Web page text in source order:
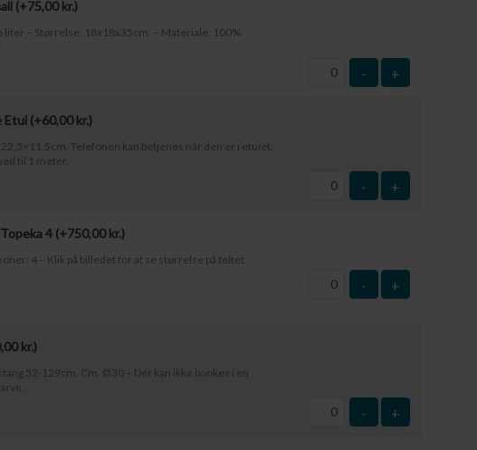
(+75,00kr.)
liter – Størrelse: 18x18x35cm. – Materiale: 100%
- +
(+60,00kr.)
Telefonen kan betjenes når den er i etuiet.
til 1 meter.
- +
4 (+750,00kr.)
4 – Klik på billedet for at se størrelse på teltet.
- +
kr.)
52-129cm. Cm. Ø30 – Der kan ikke bookes i en
- +